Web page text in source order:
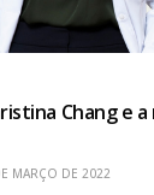
Chang e
MARÇO DE 2022